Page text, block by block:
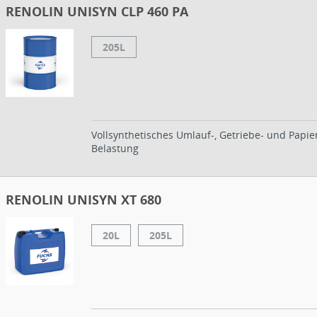
RENOLIN UNISYN CLP 460 PA
205L
Vollsynthetisches Umlauf-, Getriebe- und
Belastung
RENOLIN UNISYN XT 680
20L 205L